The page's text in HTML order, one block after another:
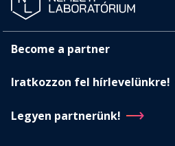
Become a partner
Iratkozzon fel hírlevelünkre!
Legyen partnerünk!